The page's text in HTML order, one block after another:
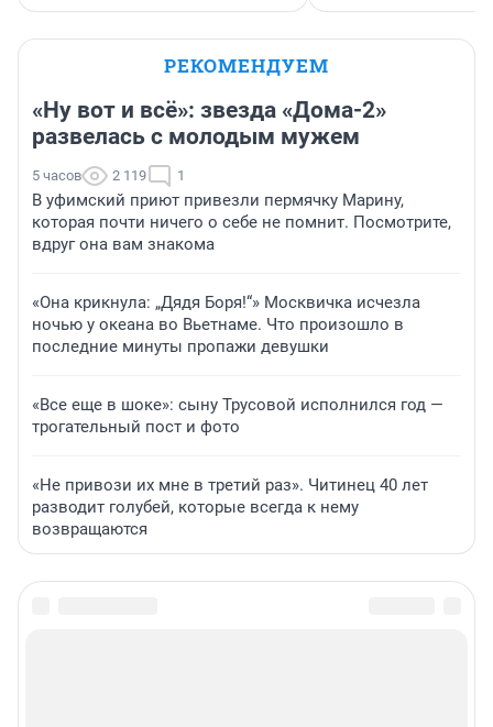
РЕКОМЕНДУЕМ
«Ну вот и всё»: звезда «Дома-2»
развелась с молодым мужем
5 часов 2 119 1
В уфимский приют привезли пермячку Марину,
которая почти ничего о себе не помнит. Посмотрите,
вдруг она вам знакома
«Она крикнула: „Дядя Боря!“» Москвичка исчезла
ночью у океана во Вьетнаме. Что произошло в
последние минуты пропажи девушки
«Все еще в шоке»: сыну Трусовой исполнился год —
трогательный пост и фото
«Не привози их мне в третий раз». Читинец 40 лет
разводит голубей, которые всегда к нему
возвращаются